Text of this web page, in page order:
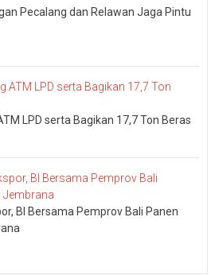
Pecalang dan Relawan Jaga Pintu
LPD serta Bagikan 17,7 Ton Beras
BI Bersama Pemprov Bali Panen